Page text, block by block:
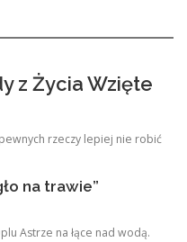
z Życia Wzięte
rzeczy lepiej nie robić
na trawie”
Astrze na łące nad wodą.